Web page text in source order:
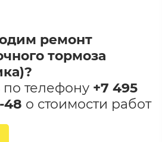
ремонт
тормоза
по телефону +7 495
48 ​ о стоимости работ​